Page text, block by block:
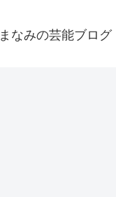
まなみの芸能ブログ